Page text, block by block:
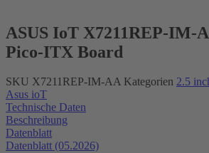
ASUS IoT X7211REP-IM-
Pico-ITX Board
SKU X7211REP-IM-AA Kategorien 2.5
Asus ioT
Technische Daten
Beschreibung
Datenblatt
Datenblatt (05.2026)